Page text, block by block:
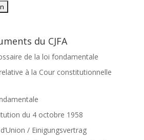
du CJFA
de la loi fondamentale
relative à la Cour constitutionnelle
du 4 octobre 1958
/ Einigungsvertrag